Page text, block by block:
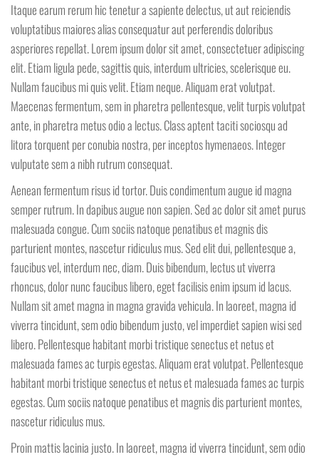
Itaque earum rerum hic tenetur a sapiente delectus, ut aut reiciendis
voluptatibus maiores alias consequatur aut perferendis doloribus
asperiores repellat. Lorem ipsum dolor sit amet, consectetuer adipiscing
elit. Etiam ligula pede, sagittis quis, interdum ultricies, scelerisque eu.
Nullam faucibus mi quis velit. Etiam neque. Aliquam erat volutpat.
Maecenas fermentum, sem in pharetra pellentesque, velit turpis volutpat
ante, in pharetra metus odio a lectus. Class aptent taciti sociosqu ad
litora torquent per conubia nostra, per inceptos hymenaeos. Integer
vulputate sem a nibh rutrum consequat.
Aenean fermentum risus id tortor. Duis condimentum augue id magna
semper rutrum. In dapibus augue non sapien. Sed ac dolor sit amet purus
malesuada congue. Cum sociis natoque penatibus et magnis dis
parturient montes, nascetur ridiculus mus. Sed elit dui, pellentesque a,
faucibus vel, interdum nec, diam. Duis bibendum, lectus ut viverra
rhoncus, dolor nunc faucibus libero, eget facilisis enim ipsum id lacus.
Nullam sit amet magna in magna gravida vehicula. In laoreet, magna id
viverra tincidunt, sem odio bibendum justo, vel imperdiet sapien wisi sed
libero. Pellentesque habitant morbi tristique senectus et netus et
malesuada fames ac turpis egestas. Aliquam erat volutpat. Pellentesque
habitant morbi tristique senectus et netus et malesuada fames ac turpis
egestas. Cum sociis natoque penatibus et magnis dis parturient montes,
nascetur ridiculus mus.
Proin mattis lacinia justo. In laoreet, magna id viverra tincidunt, sem odio